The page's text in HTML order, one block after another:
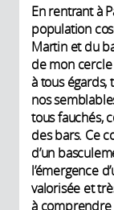
En rentrant à
population
Martin et du
de mon cercle
à tous
nos
tous fauchés,
des bars. Ce
d’un
l’émergence
valorisée et
à comprendre